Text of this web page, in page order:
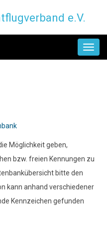
e.V.
Möglichkeit geben,
bzw. freien Kennungen zu
bitte den
kann anhand verschiedener
Kennzeichen gefunden